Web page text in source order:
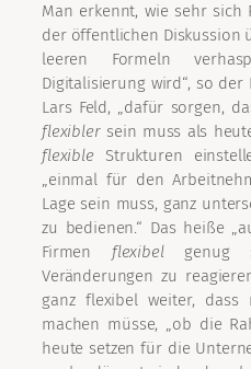
Man erkennt, wie sehr
der öffentlichen Diskussion
leeren Formeln
Digitalisierung wird“, so der
Lars Feld, „dafür sorgen,
flexiblersein muss als
flexible Strukturen
„einmal für den
Lage sein muss, ganz
zu bedienen.“ Das heiße
Firmen flexibelgenug
Veränderungen zu
ganz flexibel weiter, dass
machen müsse, „ob die
heute setzen für die